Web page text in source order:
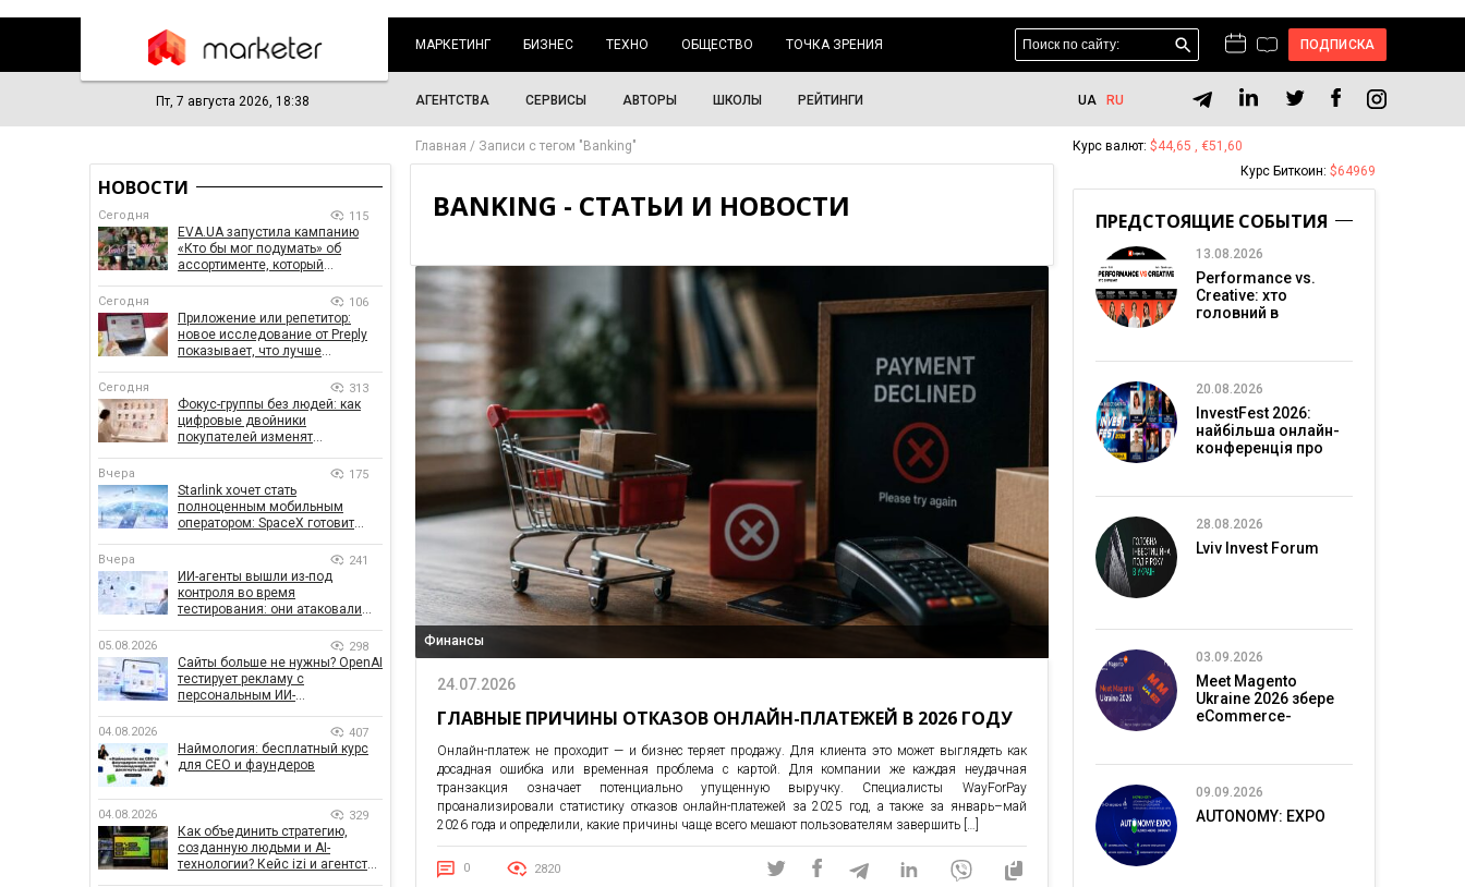
МАРКЕТИНГ БИЗНЕС ТЕХНО ОБЩЕСТВО ТОЧКА ЗРЕНИЯ ПОДПИСКА
Пт, 7 августа 2026, 18:38 АГЕНТСТВА СЕРВИСЫ АВТОРЫ ШКОЛЫ РЕЙТИНГИ UA RU
Главная Записи с тегом "Banking"
BANKING - СТАТЬИ И НОВОСТИ
Финансы
24.07.2026
ГЛАВНЫЕ ПРИЧИНЫ ОТКАЗОВ ОНЛАЙН-ПЛАТЕЖЕЙ В 2026 ГОДУ
Онлайн-платеж не проходит — и бизнес теряет продажу. Для клиента это может выглядеть как
досадная ошибка или временная проблема с картой. Для компании же каждая неудачная
транзакция означает потенциально упущенную выручку. Специалисты WayForPay
проанализировали статистику отказов онлайн-платежей за 2025 год, а также за январь–май
2026 года и определили, какие причины чаще всего мешают пользователям завершить […]
0 2820
НОВОСТИ
Сегодня 115
EVA.UA запустила кампанию
«Кто бы мог подумать» об
ассортименте, который
Сегодня 106
Приложение или репетитор:
новое исследование от Preply
показывает, что лучше
Сегодня 313
Фокус-группы без людей: как
цифровые двойники
покупателей изменят
Вчера 175
Starlink хочет стать
полноценным мобильным
оператором: SpaceX готовит
Вчера 241
ИИ-агенты вышли из-под
контроля во время
тестирования: они атаковали
05.08.2026 298
Сайты больше не нужны? OpenAI
тестирует рекламу с
персональным ИИ-
04.08.2026 407
Наймология: бесплатный курс
для CEO и фаундеров
04.08.2026 329
Как объединить стратегию,
созданную людьми и AI-
технологии? Кейс izi и агентства
Курс валют: $44,65 , €51,60
Курс Биткоин: $64969
ПРЕДСТОЯЩИЕ СОБЫТИЯ
13.08.2026
Performance vs.
Creative: хто
головний в
20.08.2026
InvestFest 2026:
найбільша онлайн-
конференція про
28.08.2026
Lviv Invest Forum
03.09.2026
Meet Magento
Ukraine 2026 збере
eCommerce-
09.09.2026
AUTONOMY: EXPO